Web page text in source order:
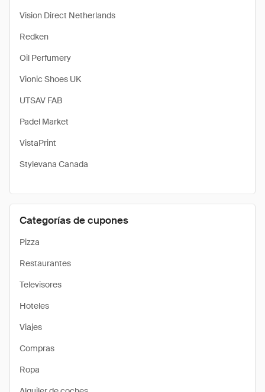
Vision Direct Netherlands
Redken
Oil Perfumery
Vionic Shoes UK
UTSAV FAB
Padel Market
VistaPrint
Stylevana Canada
Categorías de cupones
Pizza
Restaurantes
Televisores
Hoteles
Viajes
Compras
Ropa